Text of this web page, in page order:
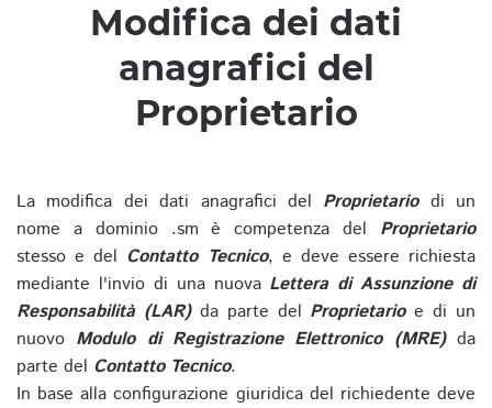
Modifica dei dati
anagrafici del
Proprietario
La modifica dei dati anagrafici del Proprietariodi un
nome a dominio .sm è competenza del Proprietario
stesso e del Contatto Tecnico, e deve essere richiesta
mediante l'invio di una nuova Lettera di Assunzione di
Responsabilità (LAR)da parte del Proprietarioe di un
nuovo Modulo di Registrazione Elettronico (MRE)da
parte del Contatto Tecnico.
In base alla configurazione giuridica del richiedente deve